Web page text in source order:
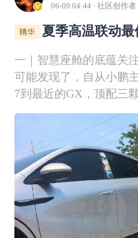
06-09 04:44 · 社区创作者
夏季高温联动
一｜智慧座舱的底蕴关
可能发现了，自从小鹏
7到最近的GX，顶配三
智慧座舱！目前分布的
控扶手下面，负责自动
颗芯片单独设置在副驾
车控制。智驾需要高算
们能